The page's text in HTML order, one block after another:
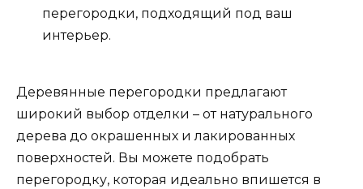
перегородки, подходящий под ваш
интерьер.
Деревянные перегородки предлагают
широкий выбор отделки – от натурального
дерева до окрашенных и лакированных
поверхностей. Вы можете подобрать
перегородку, которая идеально впишется в